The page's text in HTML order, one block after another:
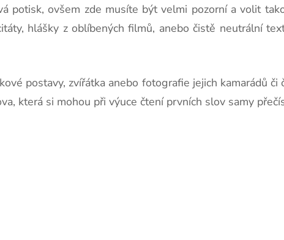
potisk, ovšem zde musíte být velmi pozorní a volit
hlášky z oblíbených filmů, anebo čistě neutrální
postavy, zvířátka anebo fotografie jejich kamarádů
která si mohou při výuce čtení prvních slov samy